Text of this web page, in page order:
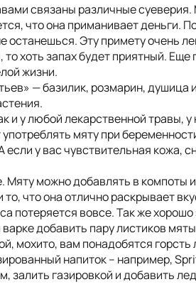
связаны различные суеверия.
что она приманивает деньги.
останешься. Эту примету очень
хоть запах будет приятный. Еще
жизни.
— базилик, розмарин, душица
и у любой лекарственной травы, у
мяту при
у вас чувствительная кожа,
Мяту можно добавлять в компоты
что она отлично раскрывает
потеряется вовсе. Так же хорошо
добавить пару листиков
мохито, вам понадобятся
напиток – например,
залить газировкой и добавить